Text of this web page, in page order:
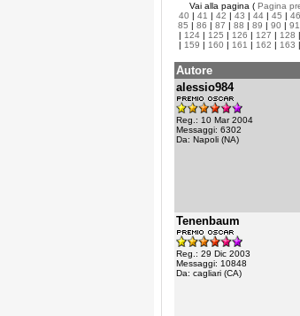
Vai alla pagina ( Pagina
40 | 41 | 42 | 43 | 44 | 45 | 46
85 | 86 | 87 | 88 | 89 | 90 | 91
| 124 | 125 | 126 | 127 | 128 |
| 159 | 160 | 161 | 162 | 163 |
Autore
alessio984
Reg.: 10 Mar 2004
Messaggi: 6302
Da: Napoli (NA)
Tenenbaum
Reg.: 29 Dic 2003
Messaggi: 10848
Da: cagliari (CA)